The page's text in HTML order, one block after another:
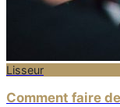
Lisseur
Comment faire